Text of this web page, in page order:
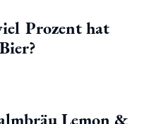
Prozent hat
Lemon &